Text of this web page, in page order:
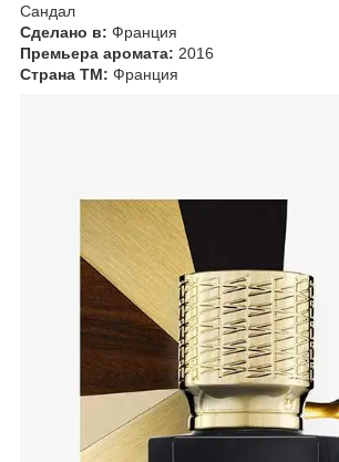
Сандал
Сделано в: Франция
Премьера аромата: 2016
Страна ТМ: Франция